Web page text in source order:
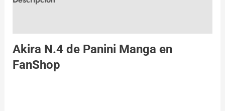
Akira N.4 de Panini Manga en
FanShop